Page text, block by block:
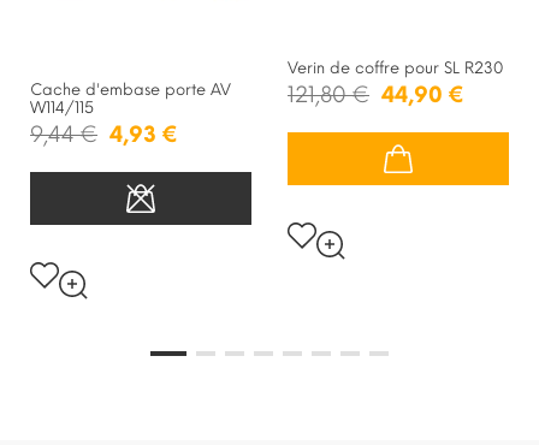
Cache d'embase porte AV
W114/115
9,44 € 4,93 €
Verin de coffre pour SL R230
121,80 € 44,90 €